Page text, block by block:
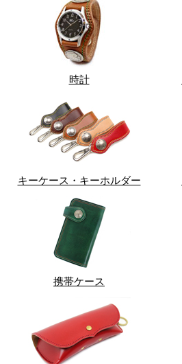
時計
キーケース・キーホルダー
携帯ケース